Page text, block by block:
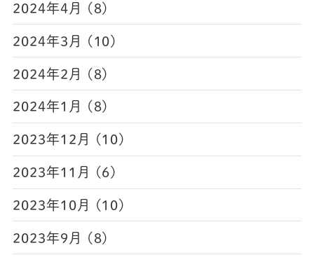
2024年4月 (8)
2024年3月 (10)
2024年2月 (8)
2024年1月 (8)
2023年12月 (10)
2023年11月 (6)
2023年10月 (10)
2023年9月 (8)